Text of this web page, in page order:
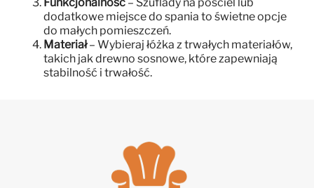
dodatkowe miejsce do spania to świetne opcje
do małych pomieszczeń.
Materiał– Wybieraj łóżka z trwałych materiałów,
takich jak drewno sosnowe, które zapewniają
stabilność i trwałość.